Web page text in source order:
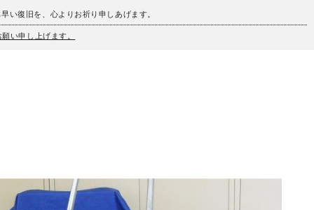
い復旧を、心よりお祈り申しあげます。
い申し上げます。